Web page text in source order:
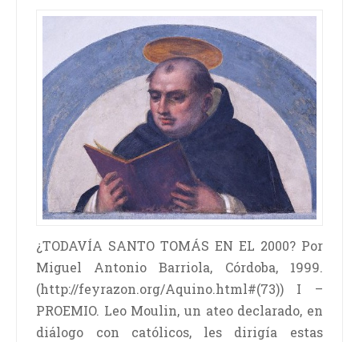
¿TODAVÍA SANTO TOMÁS EN EL 2000? Por
Miguel Antonio Barriola, Córdoba, 1999.
(http://feyrazon.org/Aquino.html#(73)) I –
PROEMIO. Leo Moulin, un ateo declarado, en
diálogo con católicos, les dirigía estas